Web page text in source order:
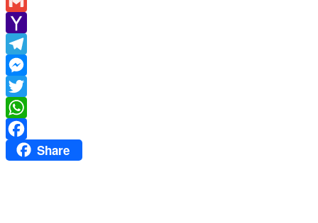
Gmail
Yahoo
Mail
Telegram
Messenger
Twitter
WhatsApp
FacebookShare